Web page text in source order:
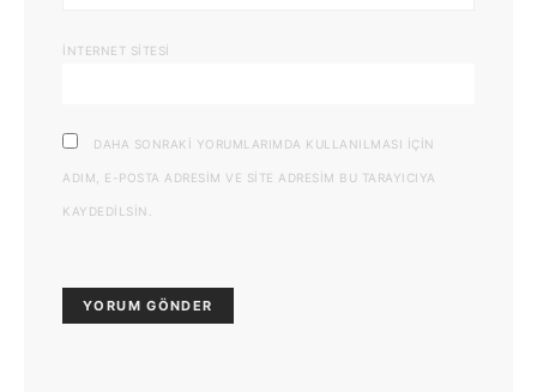
İNTERNET SITESI
DAHA SONRAKI YORUMLARIMDA KULLANILMASI IÇIN
ADIM, E-POSTA ADRESIM VE SITE ADRESIM BU TARAYICIYA
KAYDEDILSIN.